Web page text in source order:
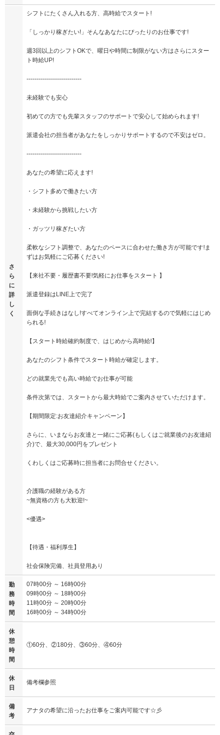
さ
ら
に
詳
し
く
シフトにたくさん入れる方、高時給でスタート!
「しっかり稼ぎたい!」そんなあなたにぴったりのお仕事です!
週3回以上のシフトOKで、曜日や時間に制限がない方はさらにスター
ト時給UP!
----------------------------
未経験でも安心
初めての方でも先輩スタッフのサポートで安心して始められます!
派遣会社の担当者があなたをしっかりサポートするので不安はゼロ。
----------------------------
あなたの希望に応えます!
・シフト多めで働きたい方
・未経験から挑戦したい方
・ガッツリ稼ぎたい方
柔軟なシフト調整で、あなたのペースに合わせた働き方が可能です!ま
ずはお気軽にご応募ください!
【来社不要・履歴書不要!気軽にお仕事をスタート 】
派遣登録はLINE上で完了
面倒な手続きはなし!すべてオンライン上で完結するので気軽にはじめ
られる!
【スタート時給確約制度で、はじめから高時給!】
あなたのシフト条件でスタート時給が確定します。
どの就業先でも高い時給でお仕事が可能
条件次第では、スタートから最大時給でご案内させていただけます。
【期間限定:お友達紹介キャンペーン】
さらに、いまならお友達と一緒にご応募(もしくはご就業後のお友達紹
介)で、最大30,000円をプレゼント
くわしくはご応募時に担当者にお問合せください。
介護職の経験がある方
~無資格の方も大歓迎!~
<優遇>
【待遇・福利厚生】
社会保険完備、社員登用あり
勤
務
時
間
07時00分 ～ 16時00分
09時00分 ～ 18時00分
11時00分 ～ 20時00分
16時00分 ～ 34時00分
休
憩
時
間
①60分、②180分、③60分、④60分
休
日
備考欄参照
備
考
アナタの希望に沿ったお仕事をご案内可能です☆彡